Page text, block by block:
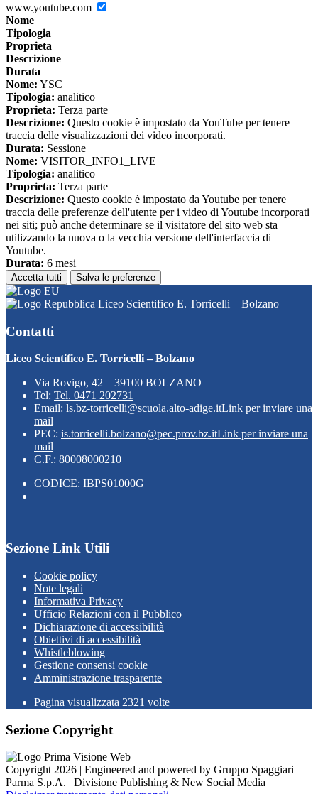
www.youtube.com
Nome
Tipologia
Proprieta
Descrizione
Durata
Nome: YSC
Tipologia: analitico
Proprieta: Terza parte
Descrizione: Questo cookie è impostato da YouTube per tenere
traccia delle visualizzazioni dei video incorporati.
Durata: Sessione
Nome: VISITOR_INFO1_LIVE
Tipologia: analitico
Proprieta: Terza parte
Descrizione: Questo cookie è impostato da Youtube per tenere
traccia delle preferenze dell'utente per i video di Youtube incorporati
nei siti; può anche determinare se il visitatore del sito web sta
utilizzando la nuova o la vecchia versione dell'interfaccia di
Youtube.
Durata: 6 mesi
Accetta tutti Salva le preferenze
Liceo Scientifico E. Torricelli – Bolzano
Contatti
Liceo Scientifico E. Torricelli – Bolzano
Via Rovigo, 42 – 39100 BOLZANO
Tel: Tel. 0471 202731
Email: ls.bz-torricelli@scuola.alto-adige.itLink per inviare una
mail
PEC: is.torricelli.bolzano@pec.prov.bz.itLink per inviare una
mail
C.F.: 80008000210
CODICE: IBPS01000G
Sezione Link Utili
Cookie policy
Note legali
Informativa Privacy
Ufficio Relazioni con il Pubblico
Dichiarazione di accessibilità
Obiettivi di accessibilità
Whistleblowing
Gestione consensi cookie
Amministrazione trasparente
Pagina visualizzata 2321 volte
Sezione Copyright
Copyright 2026 | Engineered and powered by Gruppo Spaggiari
Parma S.p.A. | Divisione Publishing & New Social Media